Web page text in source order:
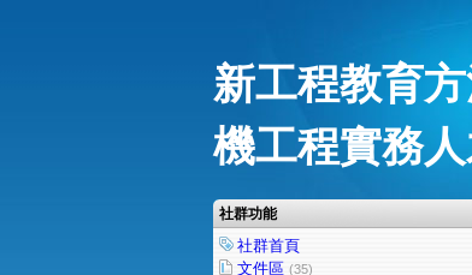
新工程教育
機工程實務
社群功能
社群首頁
文件區 (35)